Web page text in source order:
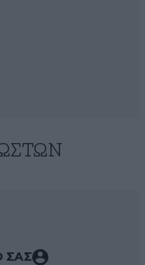
ΣΑΣ